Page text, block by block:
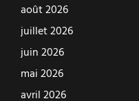
août 2026
juillet 2026
juin 2026
mai 2026
avril 2026